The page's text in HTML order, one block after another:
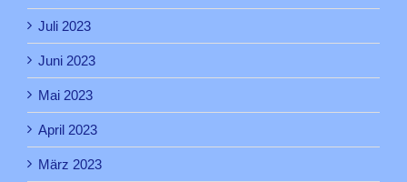
Juli 2023
Juni 2023
Mai 2023
April 2023
März 2023